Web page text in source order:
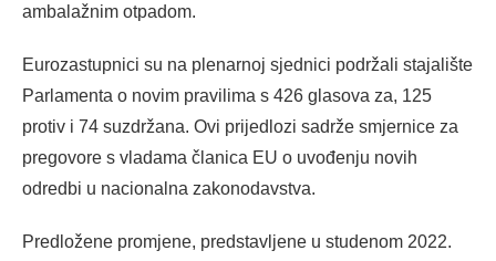
ambalažnim otpadom.
Eurozastupnici su na plenarnoj sjednici podržali stajalište
Parlamenta o novim pravilima s 426 glasova za, 125
protiv i 74 suzdržana. Ovi prijedlozi sadrže smjernice za
pregovore s vladama članica EU o uvođenju novih
odredbi u nacionalna zakonodavstva.
Predložene promjene, predstavljene u studenom 2022.